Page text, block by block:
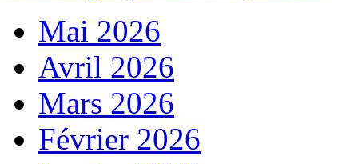
Mai 2026
Avril 2026
Mars 2026
Février 2026